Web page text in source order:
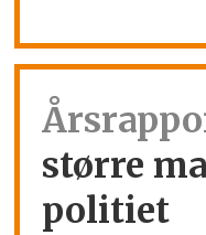
større
politiet